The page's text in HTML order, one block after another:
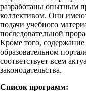
разработаны опытным
коллективом. Они
подачи учебного
последовательной
Кроме того,
образовательном
соответствует всем
законодательства.
Список программ: